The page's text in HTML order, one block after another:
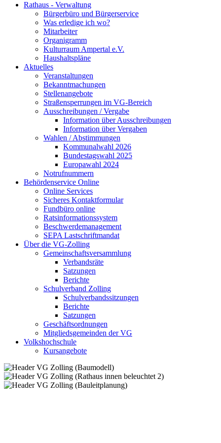
Rathaus - Verwaltung
Bürgerbüro und Bürgerservice
Was erledige ich wo?
Mitarbeiter
Organigramm
Kulturraum Ampertal e.V.
Haushaltspläne
Aktuelles
Veranstaltungen
Bekanntmachungen
Stellenangebote
Straßensperrungen im VG-Bereich
Ausschreibungen / Vergabe
Information über Ausschreibungen
Information über Vergaben
Wahlen / Abstimmungen
Kommunalwahl 2026
Bundestagswahl 2025
Europawahl 2024
Notrufnummern
Behördenservice Online
Online Services
Sicheres Kontaktformular
Fundbüro online
Ratsinformationssystem
Beschwerdemanagement
SEPA Lastschriftmandat
Über die VG-Zolling
Gemeinschaftsversammlung
Verbandsräte
Satzungen
Berichte
Schulverband Zolling
Schulverbandssitzungen
Berichte
Satzungen
Geschäftsordnungen
Mitgliedsgemeinden der VG
Volkshochschule
Kursangebote